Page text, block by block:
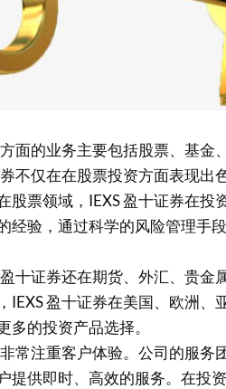
面的业务主要包括股票、基金
不仅在在股票投资方面表现出
股票领域，IEXS 盈十证券在投
经验，通过科学的风险管理手
十证券还在期货、外汇、贵金
IEXS 盈十证券在美国、欧洲、
的投资产品选择。
常注重客户体验。公司的服务
提供即时、高效的服务。在投